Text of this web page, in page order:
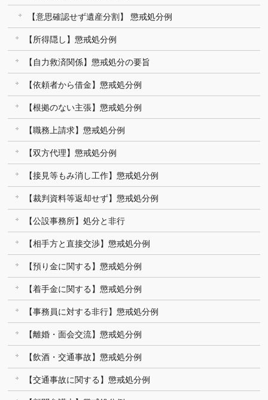
【意思確認せず遺産分割】 懲戒処分例
【所得隠し】懲戒処分例
【自力救済関係】懲戒処分の要旨
【依頼者から借金】懲戒処分例
【根拠のない主張】懲戒処分例
【職務上請求】懲戒処分例
【双方代理】懲戒処分例
【接見等もみ消し工作】懲戒処分例
【裁判資料等返却せず】懲戒処分例
【公設事務所】処分と非行
【相手方と直接交渉】懲戒処分例
【預り金に関する】懲戒処分例
【着手金に関する】懲戒処分例
【事務員に対する非行】懲戒処分例
【離婚・面会交流】懲戒処分例
【飲酒・交通事故】懲戒処分例
【交通事故に関する】懲戒処分例